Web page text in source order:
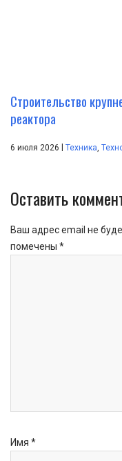
Строительство
реактора
6 июля 2026 Техника,
Оставить
Ваш адрес email не
помечены *
Имя *